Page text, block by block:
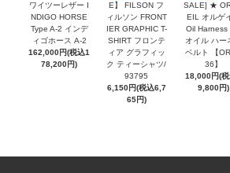
ワイツーレザー I
NDIGO HORSE
Type A-2 インデ
ィゴホース A-2
162,000円(税込1
78,200円)
E】 FILSON フ
ィルソン FRONT
IER GRAPHIC T-
SHIRT フロンテ
ィア グラフィッ
ク ティーシャツ/
93795
6,150円(税込6,7
65円)
SALE] ★
EIL オルゲ
Oil Harness
オイル ハー
ベルト 【
36】
18,000円(
9,800円)